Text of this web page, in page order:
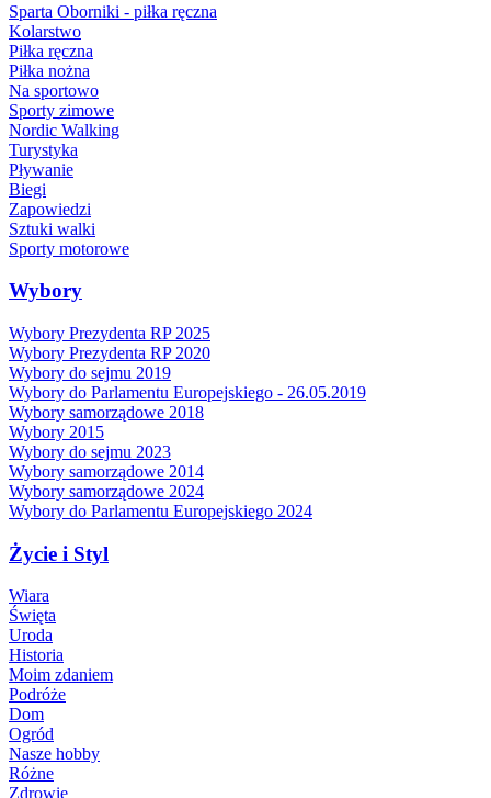
Sparta Oborniki - piłka ręczna
Kolarstwo
Piłka ręczna
Piłka nożna
Na sportowo
Sporty zimowe
Nordic Walking
Turystyka
Pływanie
Biegi
Zapowiedzi
Sztuki walki
Sporty motorowe
Wybory
Wybory Prezydenta RP 2025
Wybory Prezydenta RP 2020
Wybory do sejmu 2019
Wybory do Parlamentu Europejskiego - 26.05.2019
Wybory samorządowe 2018
Wybory 2015
Wybory do sejmu 2023
Wybory samorządowe 2014
Wybory samorządowe 2024
Wybory do Parlamentu Europejskiego 2024
Życie i Styl
Wiara
Święta
Uroda
Historia
Moim zdaniem
Podróże
Dom
Ogród
Nasze hobby
Różne
Zdrowie